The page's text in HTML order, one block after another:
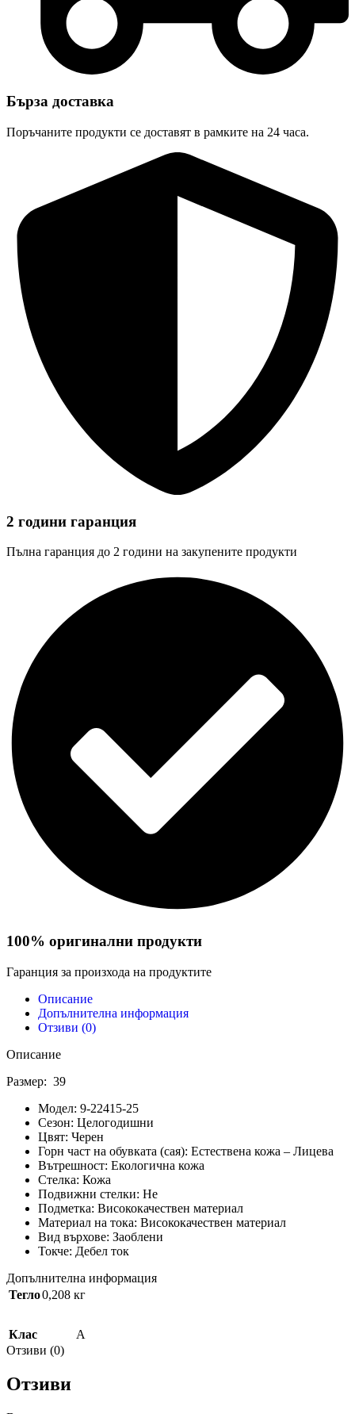
Бърза доставка
Поръчаните продукти се доставят в рамките на 24 часа.
2 години гаранция
Пълна гаранция до 2 години на закупените продукти
100% оригинални продукти
Гаранция за произхода на продуктите
Описание
Допълнителна информация
Отзиви (0)
Описание
Размер: 39
Модел: 9-22415-25
Сезон: Целогодишни
Цвят: Черен
Горн част на обувката (сая): Естествена кожа – Лицева
Вътрешност: Екологична кожа
Стелка: Кожа
Подвижни стелки: He
Подметка: Висококачествен материал
Материал на тока: Висококачествен материал
Вид върхове: Заоблени
Токче: Дебел ток
Допълнителна информация
Тегло0,208 кг
Клас
A
Отзиви (0)
Отзиви